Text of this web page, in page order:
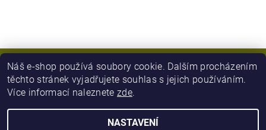
Náš e-shop používá soubory cookie. Dalším procházením
těchto stránek vyjadřujete souhlas s jejich používáním.
Více informací naleznetezde.
NASTAVENÍ